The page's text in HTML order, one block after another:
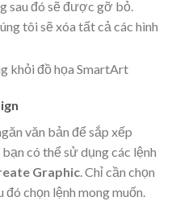
sau đó sẽ được gỡ bỏ.
tôi sẽ xóa tất cả các hình
văn bản để sắp xếp
có thể sử dụng các lệnh
Graphic. Chỉ cần chọn
đó chọn lệnh mong muốn.